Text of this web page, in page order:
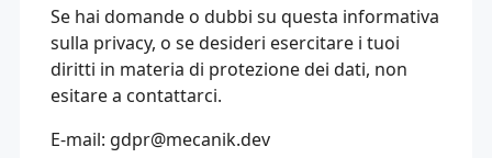
Se hai domande o dubbi su questa informativa
sulla privacy, o se desideri esercitare i tuoi
diritti in materia di protezione dei dati, non
esitare a contattarci.
E-mail: gdpr@mecanik.dev